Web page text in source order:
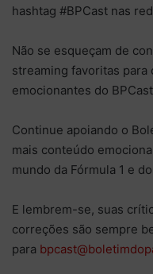
hashtag #BPCast nas
Não se esqueçam de
streaming favoritas
emocionantes do
Continue apoiando o
mais conteúdo
mundo da Fórmula 1 e
E lembrem-se, suas
correções são sempre
para